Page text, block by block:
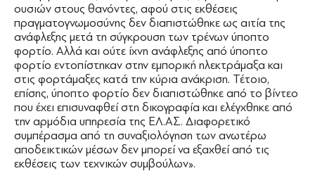
ουσιών στους θανόντες, αφού στις εκθέσεις
πραγματογνωμοσύνης δεν διαπιστώθηκε ως αιτία της
ανάφλεξης μετά τη σύγκρουση των τρένων ύποπτο
φορτίο. Αλλά και ούτε ίχνη ανάφλεξης από ύποπτο
φορτίο εντοπίστηκαν στην εμπορική ηλεκτράμαξα και
στις φορτάμαξες κατά την κύρια ανάκριση. Τέτοιο,
επίσης, ύποπτο φορτίο δεν διαπιστώθηκε από το βίντεο
που έχει επισυναφθεί στη δικογραφία και ελέγχθηκε από
την αρμόδια υπηρεσία της ΕΛ.ΑΣ. Διαφορετικό
συμπέρασμα από τη συναξιολόγηση των ανωτέρω
αποδεικτικών μέσων δεν μπορεί να εξαχθεί από τις
εκθέσεις των τεχνικών συμβούλων».